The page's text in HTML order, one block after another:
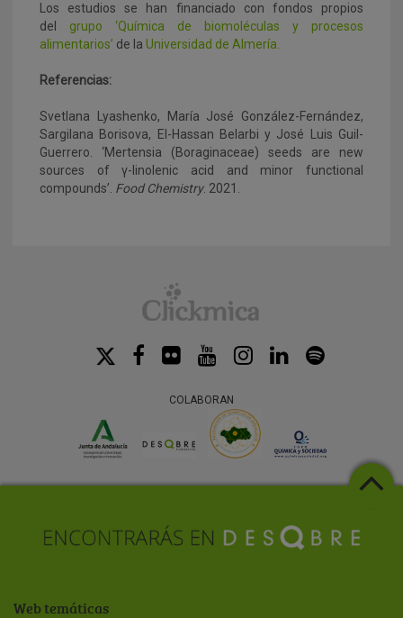
Los estudios se han financiado con fondos propios
del grupo ‘Química de biomoléculas y procesos
alimentarios’ de la Universidad de Almería.
Referencias:
Svetlana Lyashenko, María José González-Fernández,
Sargilana Borisova, El-Hassan Belarbi y José Luis Guil-
Guerrero. ‘Mertensia (Boraginaceae) seeds are new
sources of γ-linolenic acid and minor functional
compounds’. Food Chemistry. 2021.
COLABORAN
Web temáticas